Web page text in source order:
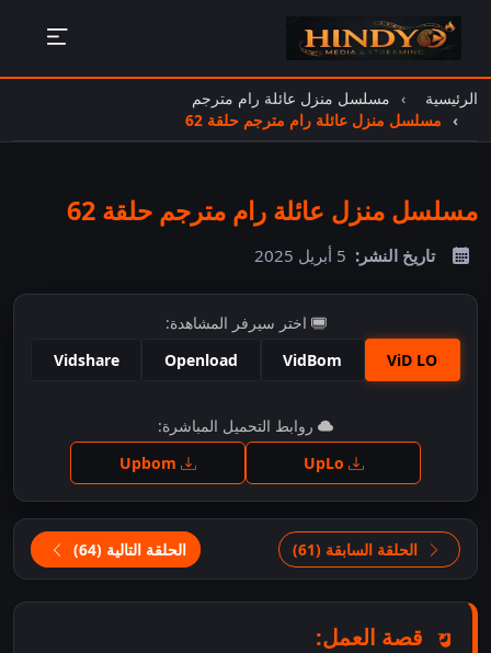
الرئيسية
مسلسل منزل عائلة رام مترجم
مسلسل منزل عائلة رام مترجم حلقة 62
مسلسل منزل عائلة رام مترجم حلقة 62
تاريخ النشر: 5 أبريل 2025
اختر سيرفر المشاهدة:
ViD LO
VidBom
Openload
Vidshare
اضغط للمشاهدة
روابط التحميل المباشرة:
الحلقة السابقة (61) الحلقة التالية (64)
قصة العمل: